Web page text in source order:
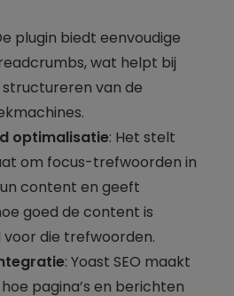
plugin biedt eenvoudige
wat helpt bij
van de
optimalisatie: Het stelt
om focus-trefwoorden in
content en geeft
goed de content is
die trefwoorden.
: Yoast SEO maakt
pagina’s en berichten